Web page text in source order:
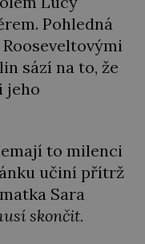
Pohledná
sází na to, že
jeho
to milenci
učiní přítrž
Sara
skončit.